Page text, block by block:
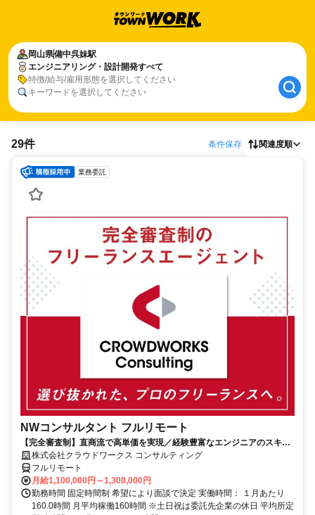
岡山県備中呉妹駅
エンジニアリング・設計開発すべて
特徴/給与/雇用形態を選択してください
キーワードを選択してください
29件 条件保存 関連度順
業務委託
NWコンサルタント フルリモート
【完全審査制】直商流で高単価を実現／経験豊富なエンジニアのスキル
に合致した案件を多数保有
株式会社クラウドワークス コンサルティング
フルリモート
月給1,100,000円～1,300,000円
勤務時間 固定時間制 希望により面談で決定 実働時間： １月あたり
160.0時間 月平均稼働160時間 ※土日祝は委託先企業の休日 平均所定